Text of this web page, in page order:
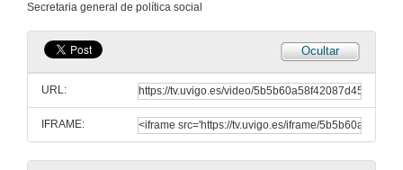
Secretaria general de política social
Ocultar
URL:
IFRAME:
17 de set. de 2014
Intervención de Ernesto Pedrosa
17 de set. de 2014
Eduard Punset, "Viaxe ao optimismo"